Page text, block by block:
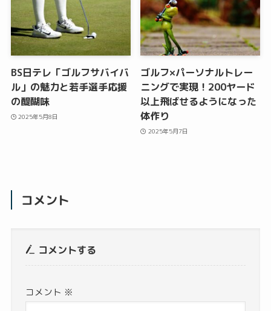
BS日テレ「ゴルフサバイバ
ル」の魅力と若手選手応援
の醍醐味
2025年5月8日
ゴルフ×パーソナルトレー
ニングで実現！200ヤード
以上飛ばせるようになった
体作り
2025年5月7日
コメント
コメントする
コメント ※